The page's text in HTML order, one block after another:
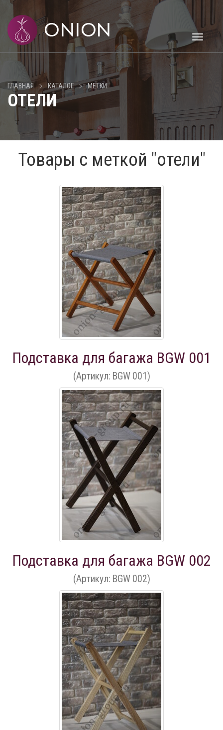
Toggle
ГЛАВНАЯ > КАТАЛОГ > МЕТКИ
ОТЕЛИ
Товары с меткой "отели"
Подставка для багажа BGW 001
(Артикул: BGW 001)
Подставка для багажа BGW 002
(Артикул: BGW 002)